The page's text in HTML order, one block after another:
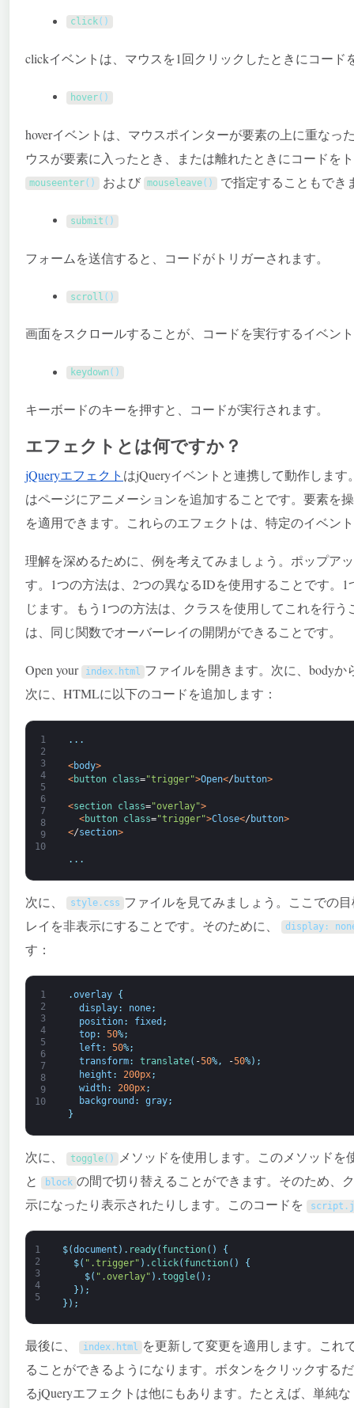
click( )
clickイベントは、マウスを1回クリックしたときにコード
hover( )
hoverイベントは、マウスポインターが要素の上に重なっ
ウスが要素に入ったとき、または離れたときにコードを
mouseenter( ) および mouseleave( ) で指定することもでき
submit ( )
フォームを送信すると、コードがトリガーされます。
scroll ( )
画面をスクロールすることが、コードを実行するイベン
keydown ( )
キーボードのキーを押すと、コードが実行されます。
エフェクトとは何ですか？
jQueryエフェクト はjQueryイベントと連携して動作しま
はページにアニメーションを追加することです。要素を
を適用できます。これらのエフェクトは、特定のイベン
理解を深めるために、例を考えてみましょう。ポップア
す。1つの方法は、2つの異なるIDを使用することです。
じます。もう1つの方法は、クラスを使用してこれを行
は、同じ関数でオーバーレイの開閉ができることです。
Open your index. html ファイルを開きます。次に、bodyか
次に、HTMLに以下のコードを追加します：
1
2
3
4
5
6
7
8
9
10
. . .
<body>
<button class="trigger">Open</ button>
<section class="overlay">
<button class="trigger">Close</ button>
</section>
. . .
次に、 style. css ファイルを見てみましょう。ここでの
レイを非表示にすることです。そのために、
display:
す：
1
2
3
4
5
6
7
8
9
10
.overlay
{
display: none;
position: fixed ;
top: 50%;
left : 50%;
transform: translate( -50%, -50%) ;
height : 200px;
width: 200px;
background : gray;
}
次に、 toggle( ) メソッドを使用します。このメソッドを
と
block の間で切り替えることができます。そのため、
示になったり表示されたりします。このコードを
script .
1
2
3
4
5
$(document ) . ready( function( )
{
$( ".trigger" ) . click( function( )
{
$( ".overlay" ) .toggle( ) ;
} ) ;
} ) ;
最後に、 index. html を更新して変更を適用します。これ
ることができるようになります。ボタンをクリックする
るjQueryエフェクトは他にもあります。たとえば、単純な